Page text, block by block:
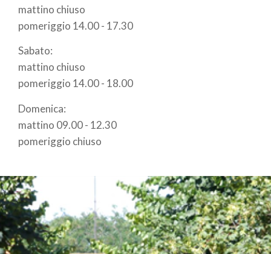
mattino chiuso
pomeriggio 14.00 - 17.30
Sabato:
mattino chiuso
pomeriggio 14.00 - 18.00
Domenica:
mattino 09.00 - 12.30
pomeriggio chiuso